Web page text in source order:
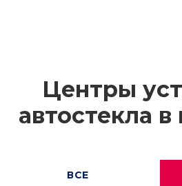
Центры
автостекла в
ВСЕ